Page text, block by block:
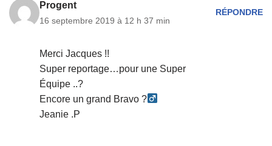
Progent
16 septembre 2019 à 12 h 37 min
RÉPONDRE
Merci Jacques !!
Super reportage…pour une Super
Équipe ..?
Encore un grand Bravo ?
Jeanie .P